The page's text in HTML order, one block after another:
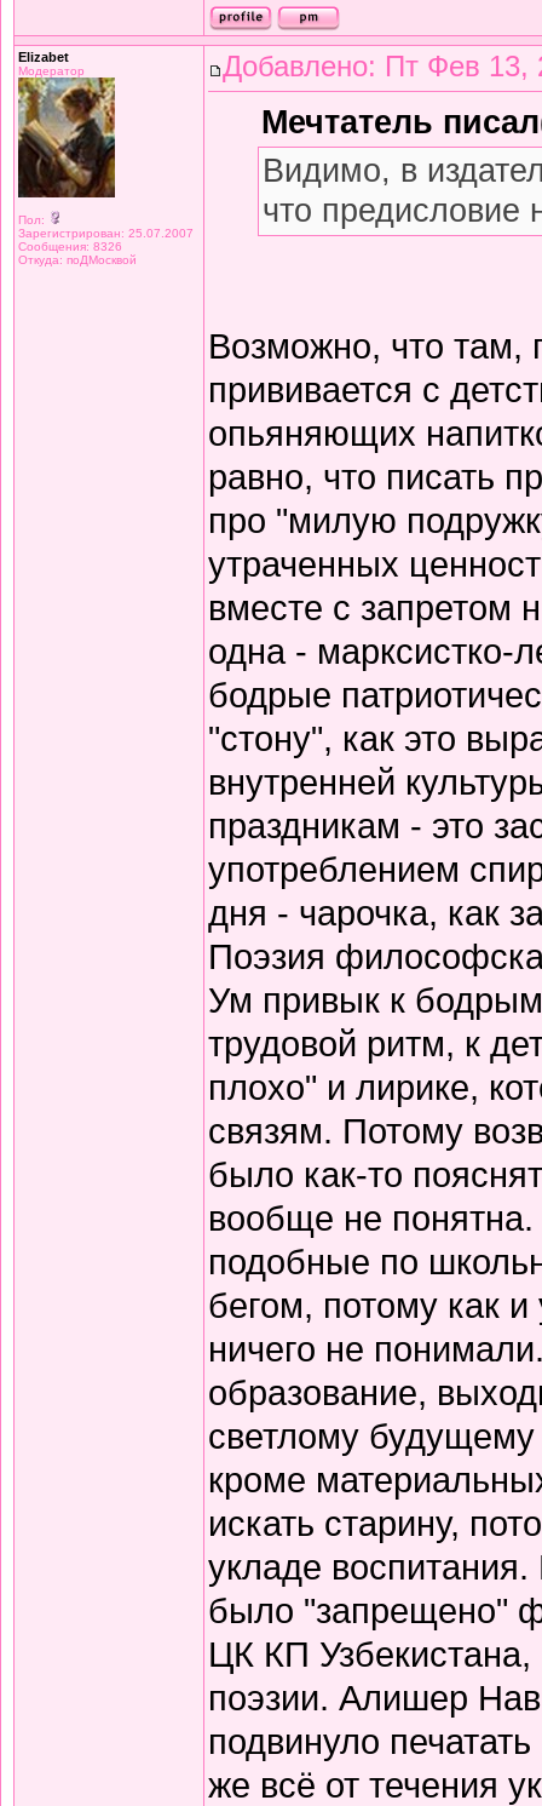
Elizabet
Модератор
Пол:
Зарегистрирован: 25.07.2007
Сообщения: 8326
Откуда: поДМосквой
Добавлено: Пт Фев 13,
Мечтатель
Видимо, в
что предисловие
Возможно, что там,
прививается с
опьяняющих
равно, что писать
про "милую
утраченных
вместе с запретом
одна - марксистко-
бодрые
"стону", как это
внутренней
праздникам - это
употреблением
дня - чарочка, как
Поэзия
Ум привык к
трудовой ритм, к
плохо" и лирике,
связям. Потому
было как-то
вообще не
подобные по
бегом, потому как
ничего не
образование,
светлому
кроме
искать старину,
укладе воспитания.
было "запрещено"
ЦК КП
поэзии. Алишер
подвинуло
же всё от течения